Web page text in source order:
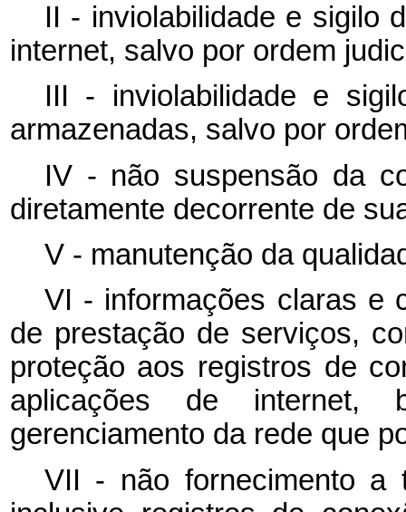
II - inviolabilidade e sigilo
internet, salvo por ordem
III - inviolabilidade e
armazenadas, salvo por
IV - não suspensão da
diretamente decorrente de
V - manutenção da
VI - informações claras e
de prestação de serviços,
proteção aos registros de
aplicações de internet,
gerenciamento da rede que
VII - não fornecimento a